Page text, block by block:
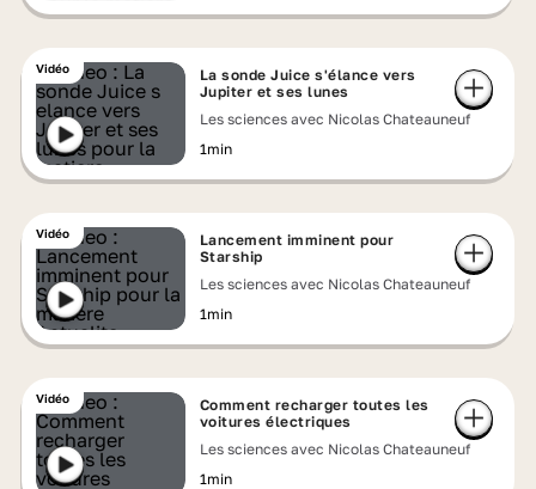
Vidéo
La sonde Juice s'élance vers
Jupiter et ses lunes
Les sciences avec Nicolas Chateauneuf
1min
Vidéo
Lancement imminent pour
Starship
Les sciences avec Nicolas Chateauneuf
1min
Vidéo
Comment recharger toutes les
voitures électriques
Les sciences avec Nicolas Chateauneuf
1min